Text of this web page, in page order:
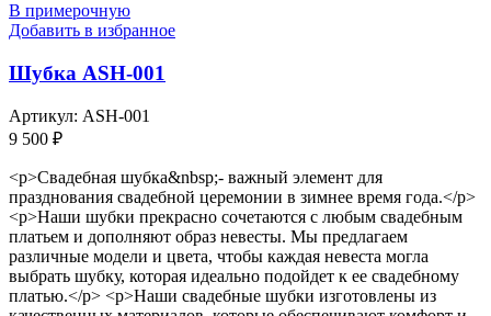
В примерочную
Добавить в избранное
Шубка ASH-001
Артикул: ASH-001
9 500 ₽
<p>Свадебная шубка&nbsp;- важный элемент для
празднования свадебной церемонии в зимнее время года.</p>
<p>Наши шубки прекрасно сочетаются с любым свадебным
платьем и дополняют образ невесты. Мы предлагаем
различные модели и цвета, чтобы каждая невеста могла
выбрать шубку, которая идеально подойдет к ее свадебному
платью.</p> <p>Наши свадебные шубки изготовлены из